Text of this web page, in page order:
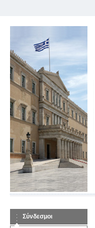
Σύνδεσμοι